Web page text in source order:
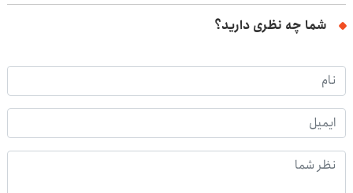
شما چه نظری دارید؟